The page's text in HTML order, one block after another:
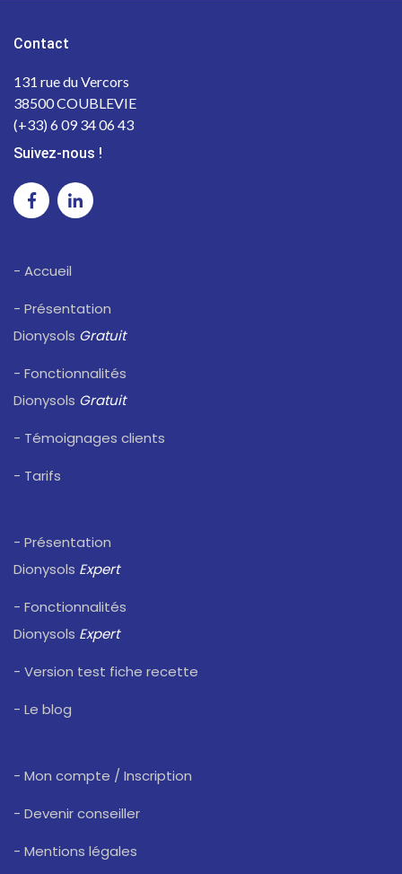
Contact
131 rue du Vercors
38500 COUBLEVIE
(+33) 6 09 34 06 43
Suivez-nous !
- Accueil
- Présentation
Dionysols Gratuit
- Fonctionnalités
Dionysols Gratuit
- Témoignages clients
- Tarifs
- Présentation
Dionysols Expert
- Fonctionnalités
Dionysols Expert
- Version test fiche recette
- Le blog
- Mon compte / Inscription
- Devenir conseiller
- Mentions légales